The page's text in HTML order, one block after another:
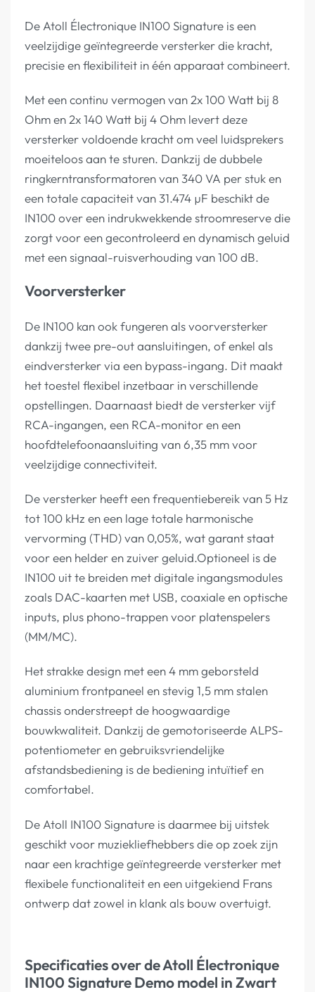
De Atoll Électronique IN100 Signature is een
veelzijdige geïntegreerde versterker die kracht,
precisie en flexibiliteit in één apparaat combineert.
Met een continu vermogen van 2x 100 Watt bij 8
Ohm en 2x 140 Watt bij 4 Ohm levert deze
versterker voldoende kracht om veel luidsprekers
moeiteloos aan te sturen. Dankzij de dubbele
ringkerntransformatoren van 340 VA per stuk en
een totale capaciteit van 31.474 µF beschikt de
IN100 over een indrukwekkende stroomreserve die
zorgt voor een gecontroleerd en dynamisch geluid
met een signaal-ruisverhouding van 100 dB.
Voorversterker
De IN100 kan ook fungeren als voorversterker
dankzij twee pre-out aansluitingen, of enkel als
eindversterker via een bypass-ingang. Dit maakt
het toestel flexibel inzetbaar in verschillende
opstellingen. Daarnaast biedt de versterker vijf
RCA-ingangen, een RCA-monitor en een
hoofdtelefoonaansluiting van 6,35 mm voor
veelzijdige connectiviteit.
De versterker heeft een frequentiebereik van 5 Hz
tot 100 kHz en een lage totale harmonische
vervorming (THD) van 0,05%, wat garant staat
voor een helder en zuiver geluid.Optioneel is de
IN100 uit te breiden met digitale ingangsmodules
zoals DAC-kaarten met USB, coaxiale en optische
inputs, plus phono-trappen voor platenspelers
(MM/MC).
Het strakke design met een 4 mm geborsteld
aluminium frontpaneel en stevig 1,5 mm stalen
chassis onderstreept de hoogwaardige
bouwkwaliteit. Dankzij de gemotoriseerde ALPS-
potentiometer en gebruiksvriendelijke
afstandsbediening is de bediening intuïtief en
comfortabel.
De Atoll IN100 Signature is daarmee bij uitstek
geschikt voor muziekliefhebbers die op zoek zijn
naar een krachtige geïntegreerde versterker met
flexibele functionaliteit en een uitgekiend Frans
ontwerp dat zowel in klank als bouw overtuigt.
Specificaties over de Atoll Électronique
IN100 Signature Demo model in Zwart